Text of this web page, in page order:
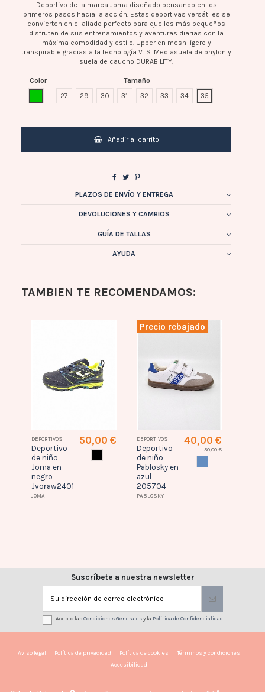
Deportivo de la marca Joma diseñado pensando en los
primeros pasos hacia la acción. Estas deportivas versátiles se
convierten en el aliado perfecto para que los más pequeños
disfruten de sus entrenamientos y aventuras diarias con la
máxima comodidad y estilo. Upper en mesh ligero y
transpirable gracias a la tecnología VTS. Mediasuela de phylon y
suela de caucho DURABILITY.
Color
Tamaño
27
29 30 31 32 33 34 35
Añadir al carrito
PLAZOS DE ENVÍO Y ENTREGA
DEVOLUCIONES Y CAMBIOS
GUÍA DE TALLAS
AYUDA
TAMBIEN TE RECOMENDAMOS:
DEPORTIVOS
Deportivo
de niño
Joma en
negro
Jvoraw2401
JOMA
50,00 €
Precio rebajado
DEPORTIVOS
Deportivo
de niño
Pablosky en
azul
205704
PABLOSKY
40,00 €
50,00 €
Suscríbete a nuestra newsletter
Acepto lasCondiciones Generalesy la Política de Confidencialidad
Aviso legal Política de privacidad Política de cookies
Términos y condiciones
Accesibilidad